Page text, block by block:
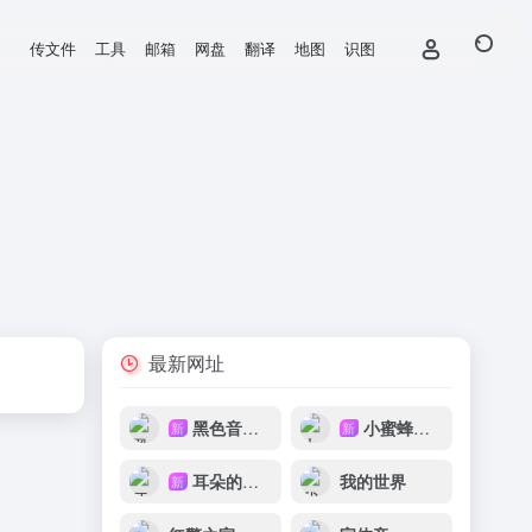
传文件 工具 邮箱 网盘 翻译 地图 识图
最新网址
新 黑色音频DJ 新 小蜜蜂音乐网
新 耳朵的主人 我的世界